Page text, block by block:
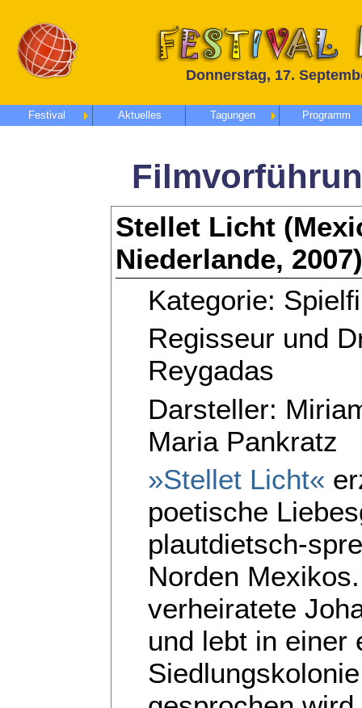
Donnerstag, 17.
Festival Aktuelles Tagungen Programm
Stellet Licht
Niederlande,
Kategorie:
Regisseur und
Reygadas
Darsteller:
Maria Pankratz
»Stellet Licht«
poetische
plautdietsch-
Norden
verheiratete
und lebt in einer